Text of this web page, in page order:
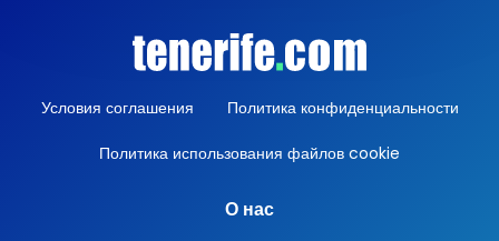
Условия соглашения Политика конфиденциальности
Политика использования файлов cookie
О нас